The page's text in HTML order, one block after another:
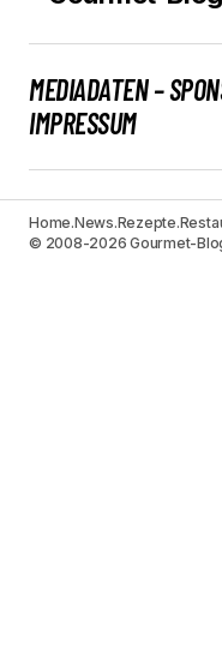
MEDIADATEN –
IMPRESSUM
Home.News.Rezepte.
© 2008-2026 Gourmet-